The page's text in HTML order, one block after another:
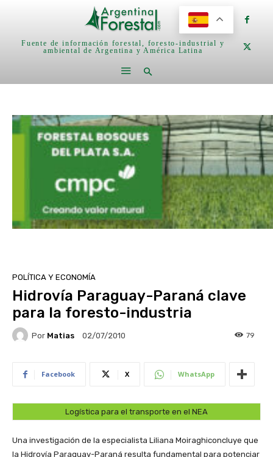
Fuente de información forestal, foresto-industrial y
ambiental de Argentina y América Latina
POLÍTICA Y ECONOMÍA
Hidrovía Paraguay-Paraná clave
para la foresto-industria
Por Matias 02/07/2010 79
Facebook X WhatsApp
Logística para el transporte en el NEA
Una investigación de la especialista Liliana Moiraghiconcluye que
la Hidrovía Paraguay-Paraná resulta fundamental para potenciar